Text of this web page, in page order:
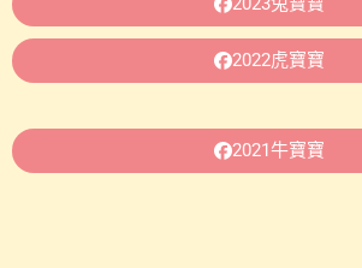
2022虎寶寶
2021牛寶寶